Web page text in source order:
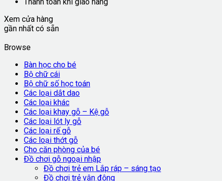
Xem cửa hàng
gần nhất có sẵn
Browse
Bàn học cho bé
Bộ chữ cái
Bộ chữ số học toán
Các loại dắt dao
Các loại khác
Các loại khay gỗ – Kệ gỗ
Các loại lót ly gỗ
Các loại rế gỗ
Các loại thớt gỗ
Cho căn phòng của bé
Đồ chơi gỗ ngoại nhập
Đồ chơi trẻ em Lắp ráp – sáng tạo
Đồ chơi trẻ vận động